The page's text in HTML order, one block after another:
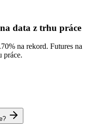
data z trhu práce
na rekord. Futures na
práce.